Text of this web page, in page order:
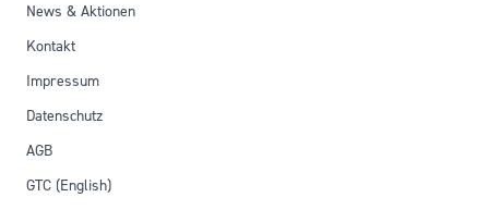
News & Aktionen
Kontakt
Impressum
Datenschutz
AGB
GTC (English)